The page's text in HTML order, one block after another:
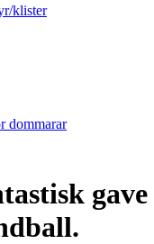
klister
dommarar